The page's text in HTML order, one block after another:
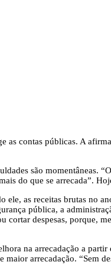
contas públicas. A
são momentâneas.
do que se arrecada”.
ele, as receitas brutas no
pública, a
despesas, porque,
na arrecadação a
arrecadação. “Sem